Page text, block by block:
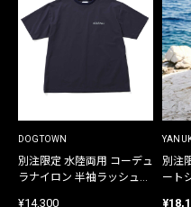
DOGTOWN
別注限定 水陸両用 コーデュ
ラナイロン 半袖ラッシュガ
¥14,300
別注
ート